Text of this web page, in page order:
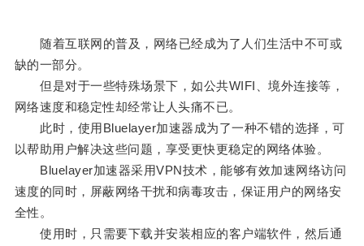
随着互联网的普及，网络已经成为了人们生活中不可或
缺的一部分。
但是对于一些特殊场景下，如公共WIFI、境外连接等，
网络速度和稳定性却经常让人头痛不已。
此时，使用Bluelayer加速器成为了一种不错的选择，可
以帮助用户解决这些问题，享受更快更稳定的网络体验。
Bluelayer加速器采用VPN技术，能够有效加速网络访问
速度的同时，屏蔽网络干扰和病毒攻击，保证用户的网络安
全性。
使用时，只需要下载并安装相应的客户端软件，然后通